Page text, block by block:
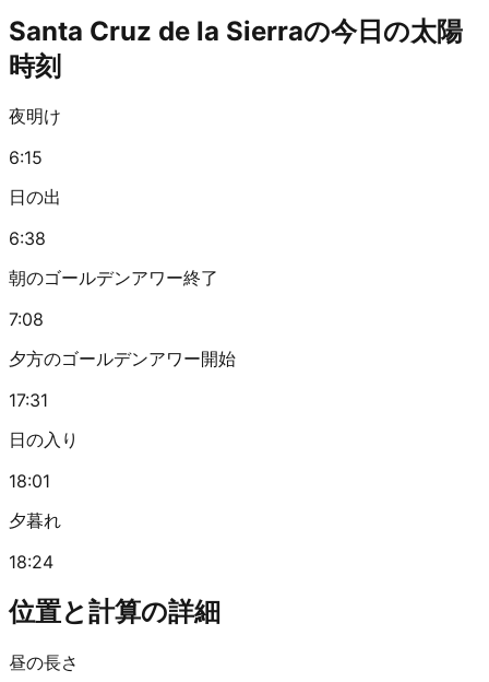
Santa Cruz de la Sierraの今日の太陽
時刻
夜明け
6:15
日の出
6:38
朝のゴールデンアワー終了
7:08
夕方のゴールデンアワー開始
17:31
日の入り
18:01
夕暮れ
18:24
位置と計算の詳細
昼の長さ